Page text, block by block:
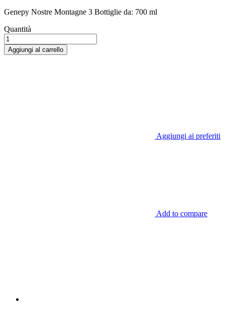
Genepy Nostre Montagne 3 Bottiglie da: 700 ml
Quantità
Aggiungi al carrello
Aggiungi ai preferiti
Add to compare